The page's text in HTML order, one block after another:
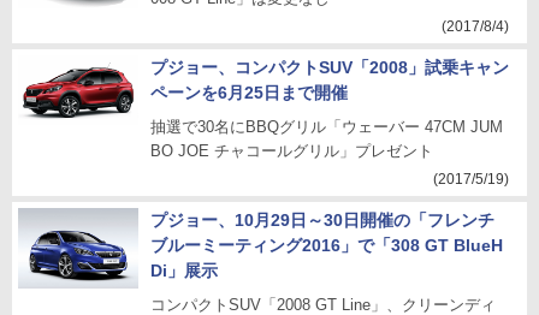
(2017/8/4)
プジョー、コンパクトSUV「2008」試乗キャン
ペーンを6月25日まで開催
抽選で30名にBBQグリル「ウェーバー 47CM JUM
BO JOE チャコールグリル」プレゼント
(2017/5/19)
プジョー、10月29日～30日開催の「フレンチ
ブルーミーティング2016」で「308 GT BlueH
Di」展示
コンパクトSUV「2008 GT Line」、クリーンディ